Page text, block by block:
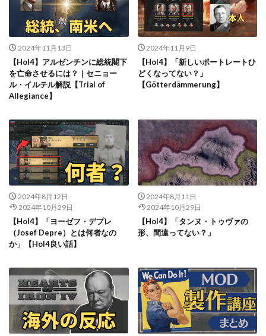
2024年11月13日
【HoI4】アルゼンチンに総統閣下
を亡命させるには？｜セニョー
ル・イルテル解説【Trial of
Allegiance】
2024年11月9日
【HoI4】「新しいポートレートひ
どくなってない？」
【Götterdämmerung】
2024年8月12日
2024年10月29日
【HoI4】「ヨーゼフ・デプレ
（Josef Depre）とは何者なの
か」【HoI4良い話】
2024年8月11日
2024年10月29日
【HoI4】「タンヌ・トゥヴァの
形、間違ってない？」